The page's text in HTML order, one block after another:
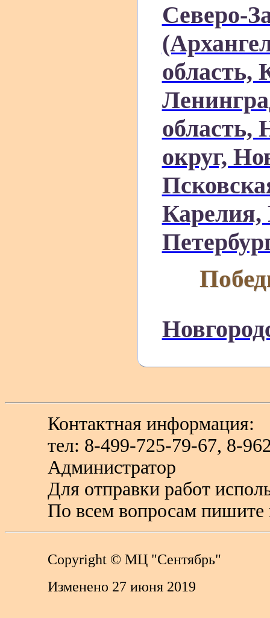
Северо-
область,
область,
округ,
Карелия,
Контактная информация:
тел: 8-499-725-79-67, 8-
Администратор
Для отправки работ
По всем вопросам
Copyright © МЦ "Сентябрь"
Изменено 27 июня 2019